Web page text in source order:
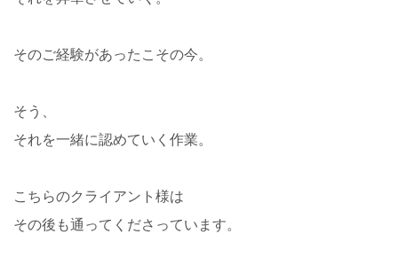
そのご経験があったこその今。
そう、
それを一緒に認めていく作業。
こちらのクライアント様は
その後も通ってくださっています。